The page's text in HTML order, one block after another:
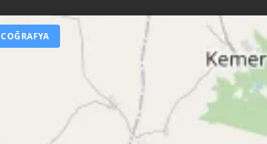
COĞRAFYA